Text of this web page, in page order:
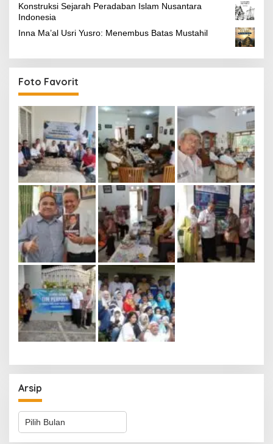
Konstruksi Sejarah Peradaban Islam Nusantara
Indonesia
Inna Ma’al Usri Yusro: Menembus Batas Mustahil
Foto Favorit
Arsip
Arsip